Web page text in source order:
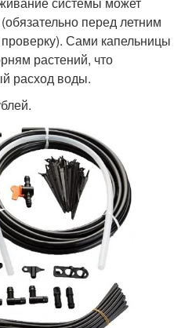
перед летним
Сами капельницы
растений, что
расход воды.